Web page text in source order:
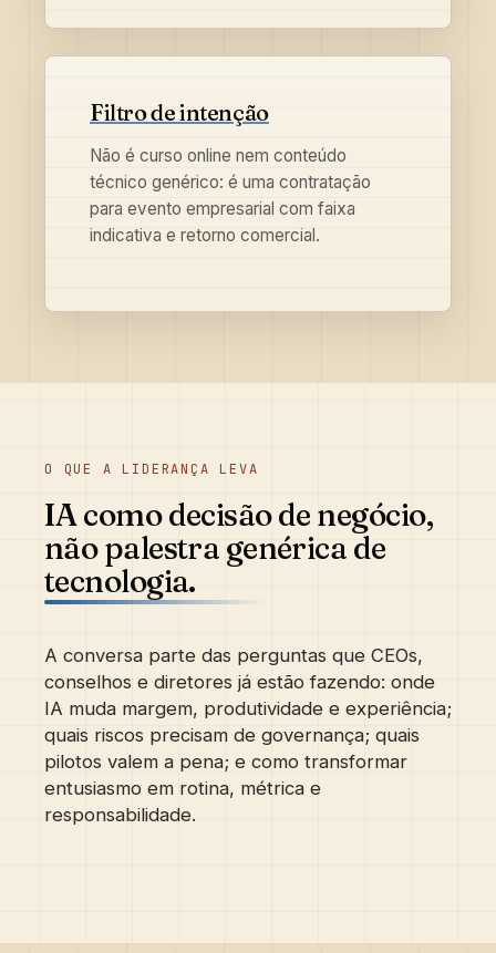
Filtro de intenção
Não é curso online nem conteúdo
técnico genérico: é uma contratação
para evento empresarial com faixa
indicativa e retorno comercial.
O QUE A LIDERANÇA LEVA
IA como decisão de negócio,
não palestra genérica de
tecnologia.
A conversa parte das perguntas que CEOs,
conselhos e diretores já estão fazendo: onde
IA muda margem, produtividade e experiência;
quais riscos precisam de governança; quais
pilotos valem a pena; e como transformar
entusiasmo em rotina, métrica e
responsabilidade.